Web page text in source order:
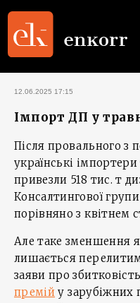
12.06.2025 17:15
Імпорт ДП у
Після провального з
українські
привезли 518 тис. т
Консалтингової
порівняно з квітнем
Але таке зменшення
лишається
заяви про
премій у зарубіжних